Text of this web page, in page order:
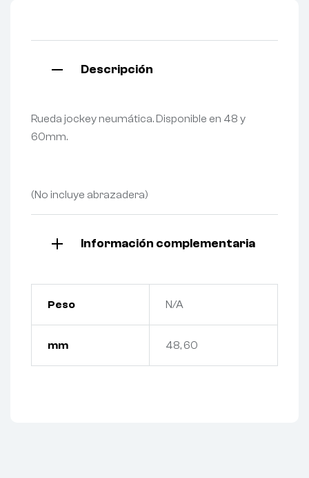
Descripción
Rueda jockey neumática. Disponible en 48 y
60mm.
(No incluye abrazadera)
Información complementaria
Peso N/A
mm 48, 60